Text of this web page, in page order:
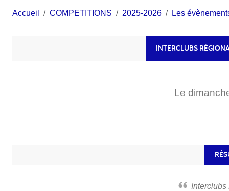
Accueil COMPETITIONS 2025-2026 Les
INTERCLUBS
Le